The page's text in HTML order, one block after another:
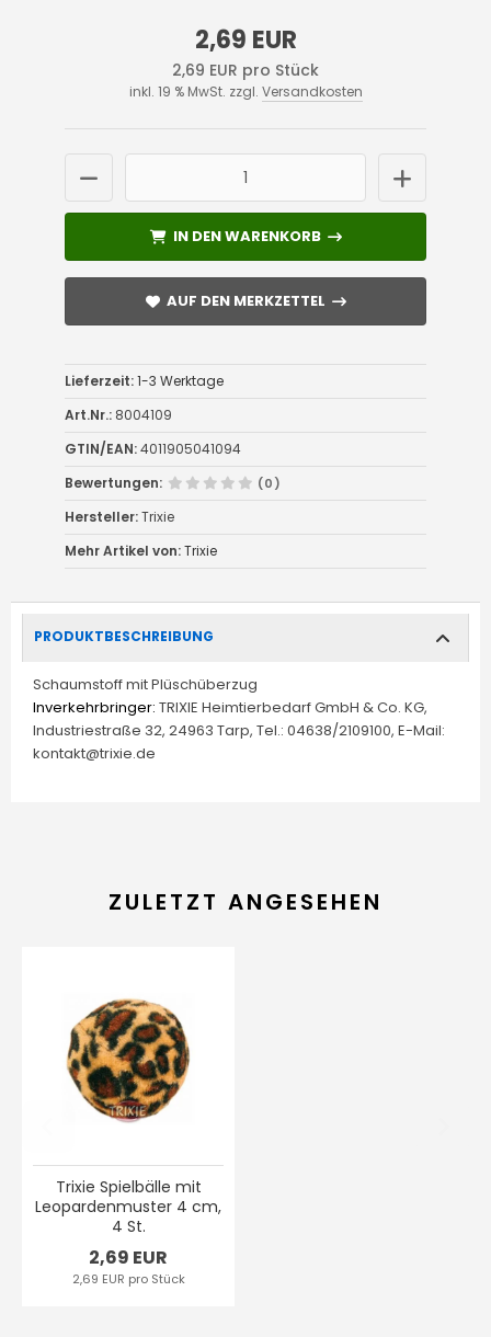
2,69 EUR
2,69 EUR pro Stück
inkl. 19 % MwSt. zzgl. Versandkosten
IN DEN WARENKORB
IN DEN WARENKORB
AUF DEN MERKZETTEL
AUF DEN MERKZETTEL
Lieferzeit:1-3 Werktage
Art.Nr.: 8004109
GTIN/EAN:4011905041094
Bewertungen:
(0)
Hersteller:Trixie
Mehr Artikel von:Trixie
PRODUKTBESCHREIBUNG
Schaumstoff mit Plüschüberzug
Inverkehrbringer: TRIXIE Heimtierbedarf GmbH & Co. KG,
Industriestraße 32, 24963 Tarp, Tel.: 04638/2109100, E-Mail:
kontakt@trixie.de
ZULETZT ANGESEHEN
Trixie Spielbälle mit
Leopardenmuster 4 cm,
4 St.
2,69 EUR
2,69 EUR pro Stück